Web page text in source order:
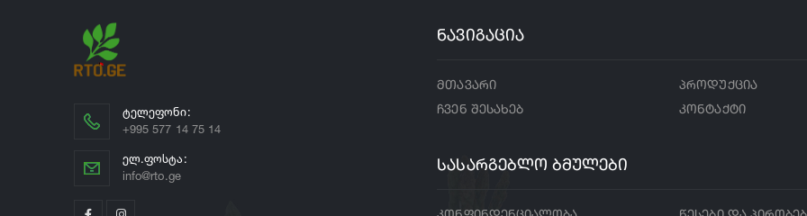
ᲢᲔᲚᲔᲤᲝᲜᲘ:
+995 577 14 75 14
ᲔᲚ.ᲤᲝᲡᲢᲐ:
info@rto.ge
ნავიგაცია
მთავარი
ჩვენ შესახებ
პროდუქცია
კონტაქტი
სასარგებლო ბმულები